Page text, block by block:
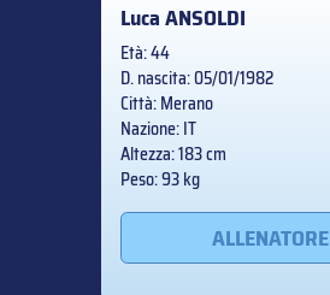
LucaANSOLDI
Età: 44
D. nascita: 05/01/1982
Città: Merano
Nazione: IT
Altezza: 183 cm
Peso: 93 kg
ALLENATORE